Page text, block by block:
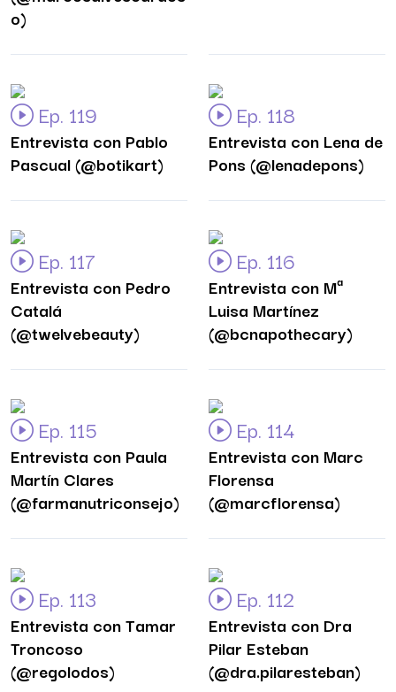
o)
Ep. 119
Entrevista con Pablo
Pascual (@botikart)
Ep. 118
Entrevista con Lena de
Pons (@lenadepons)
Ep. 117
Entrevista con Pedro
Catalá
(@twelvebeauty)
Ep. 116
Entrevista con Mª
Luisa Martínez
(@bcnapothecary)
Ep. 115
Entrevista con Paula
Martín Clares
(@farmanutriconsejo)
Ep. 114
Entrevista con Marc
Florensa
(@marcflorensa)
Ep. 113
Entrevista con Tamar
Troncoso
(@regolodos)
Ep. 112
Entrevista con Dra
Pilar Esteban
(@dra.pilaresteban)